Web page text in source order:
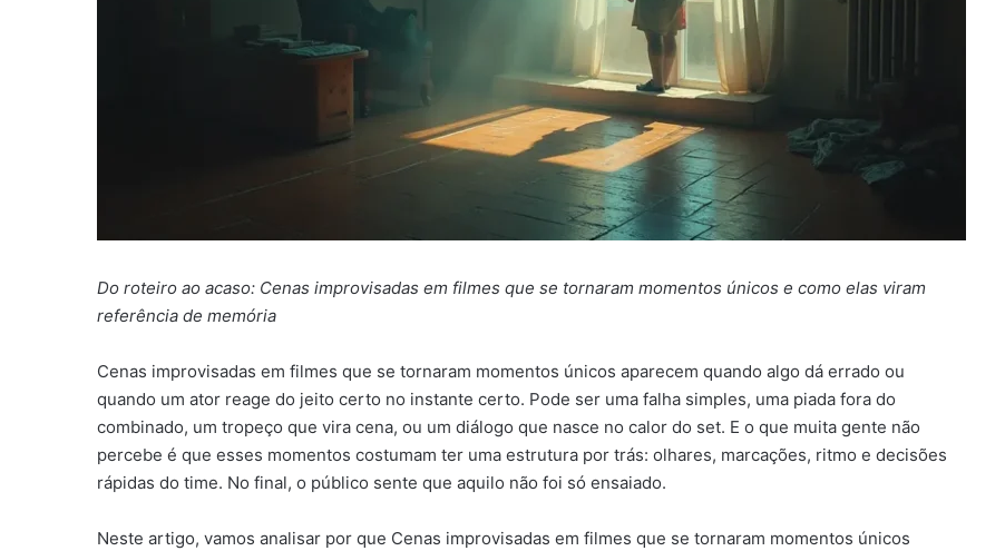
Do roteiro ao acaso: Cenas improvisadas em filmes que se tornaram momentos únicos e como elas viram
referência de memória
Cenas improvisadas em filmes que se tornaram momentos únicos aparecem quando algo dá errado ou
quando um ator reage do jeito certo no instante certo. Pode ser uma falha simples, uma piada fora do
combinado, um tropeço que vira cena, ou um diálogo que nasce no calor do set. E o que muita gente não
percebe é que esses momentos costumam ter uma estrutura por trás: olhares, marcações, ritmo e decisões
rápidas do time. No final, o público sente que aquilo não foi só ensaiado.
Neste artigo, vamos analisar por que Cenas improvisadas em filmes que se tornaram momentos únicos